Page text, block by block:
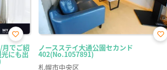
でご紹
にも出
お気
に入
り登
ノースステイ大通公園セカンド
402(No.1057891)
お気
札幌市中央区